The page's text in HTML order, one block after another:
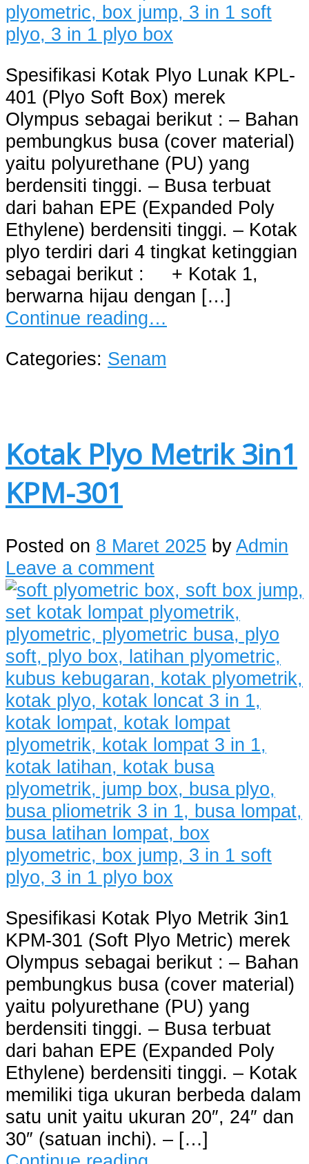
Spesifikasi Kotak Plyo Lunak KPL-
401 (Plyo Soft Box) merek
Olympus sebagai berikut : – Bahan
pembungkus busa (cover material)
yaitu polyurethane (PU) yang
berdensiti tinggi. – Busa terbuat
dari bahan EPE (Expanded Poly
Ethylene) berdensiti tinggi. – Kotak
plyo terdiri dari 4 tingkat ketinggian
sebagai berikut : + Kotak 1,
berwarna hijau dengan […]
Continue reading…
Categories: Senam
Kotak Plyo Metrik 3in1
KPM-301
Posted on 8 Maret 2025 byAdmin
Leave a comment
Spesifikasi Kotak Plyo Metrik 3in1
KPM-301 (Soft Plyo Metric) merek
Olympus sebagai berikut : – Bahan
pembungkus busa (cover material)
yaitu polyurethane (PU) yang
berdensiti tinggi. – Busa terbuat
dari bahan EPE (Expanded Poly
Ethylene) berdensiti tinggi. – Kotak
memiliki tiga ukuran berbeda dalam
satu unit yaitu ukuran 20″, 24″ dan
30″ (satuan inchi). – […]